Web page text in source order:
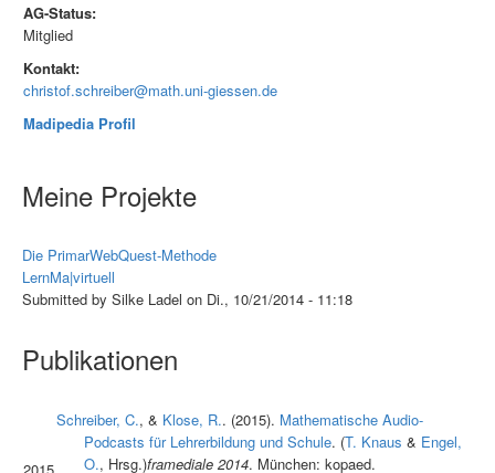
AG-Status:
Mitglied
Kontakt:
christof.schreiber@math.uni-giessen.de
Madipedia Profil
Meine Projekte
Die PrimarWebQuest-Methode
LernMa|virtuell
Submitted by Silke Ladel on Di., 10/21/2014 - 11:18
Publikationen
Schreiber, C., & Klose, R.. (2015). Mathematische Audio-
Podcasts für Lehrerbildung und Schule. (T. Knaus & Engel,
O., Hrsg.)framediale 2014. München: kopaed.